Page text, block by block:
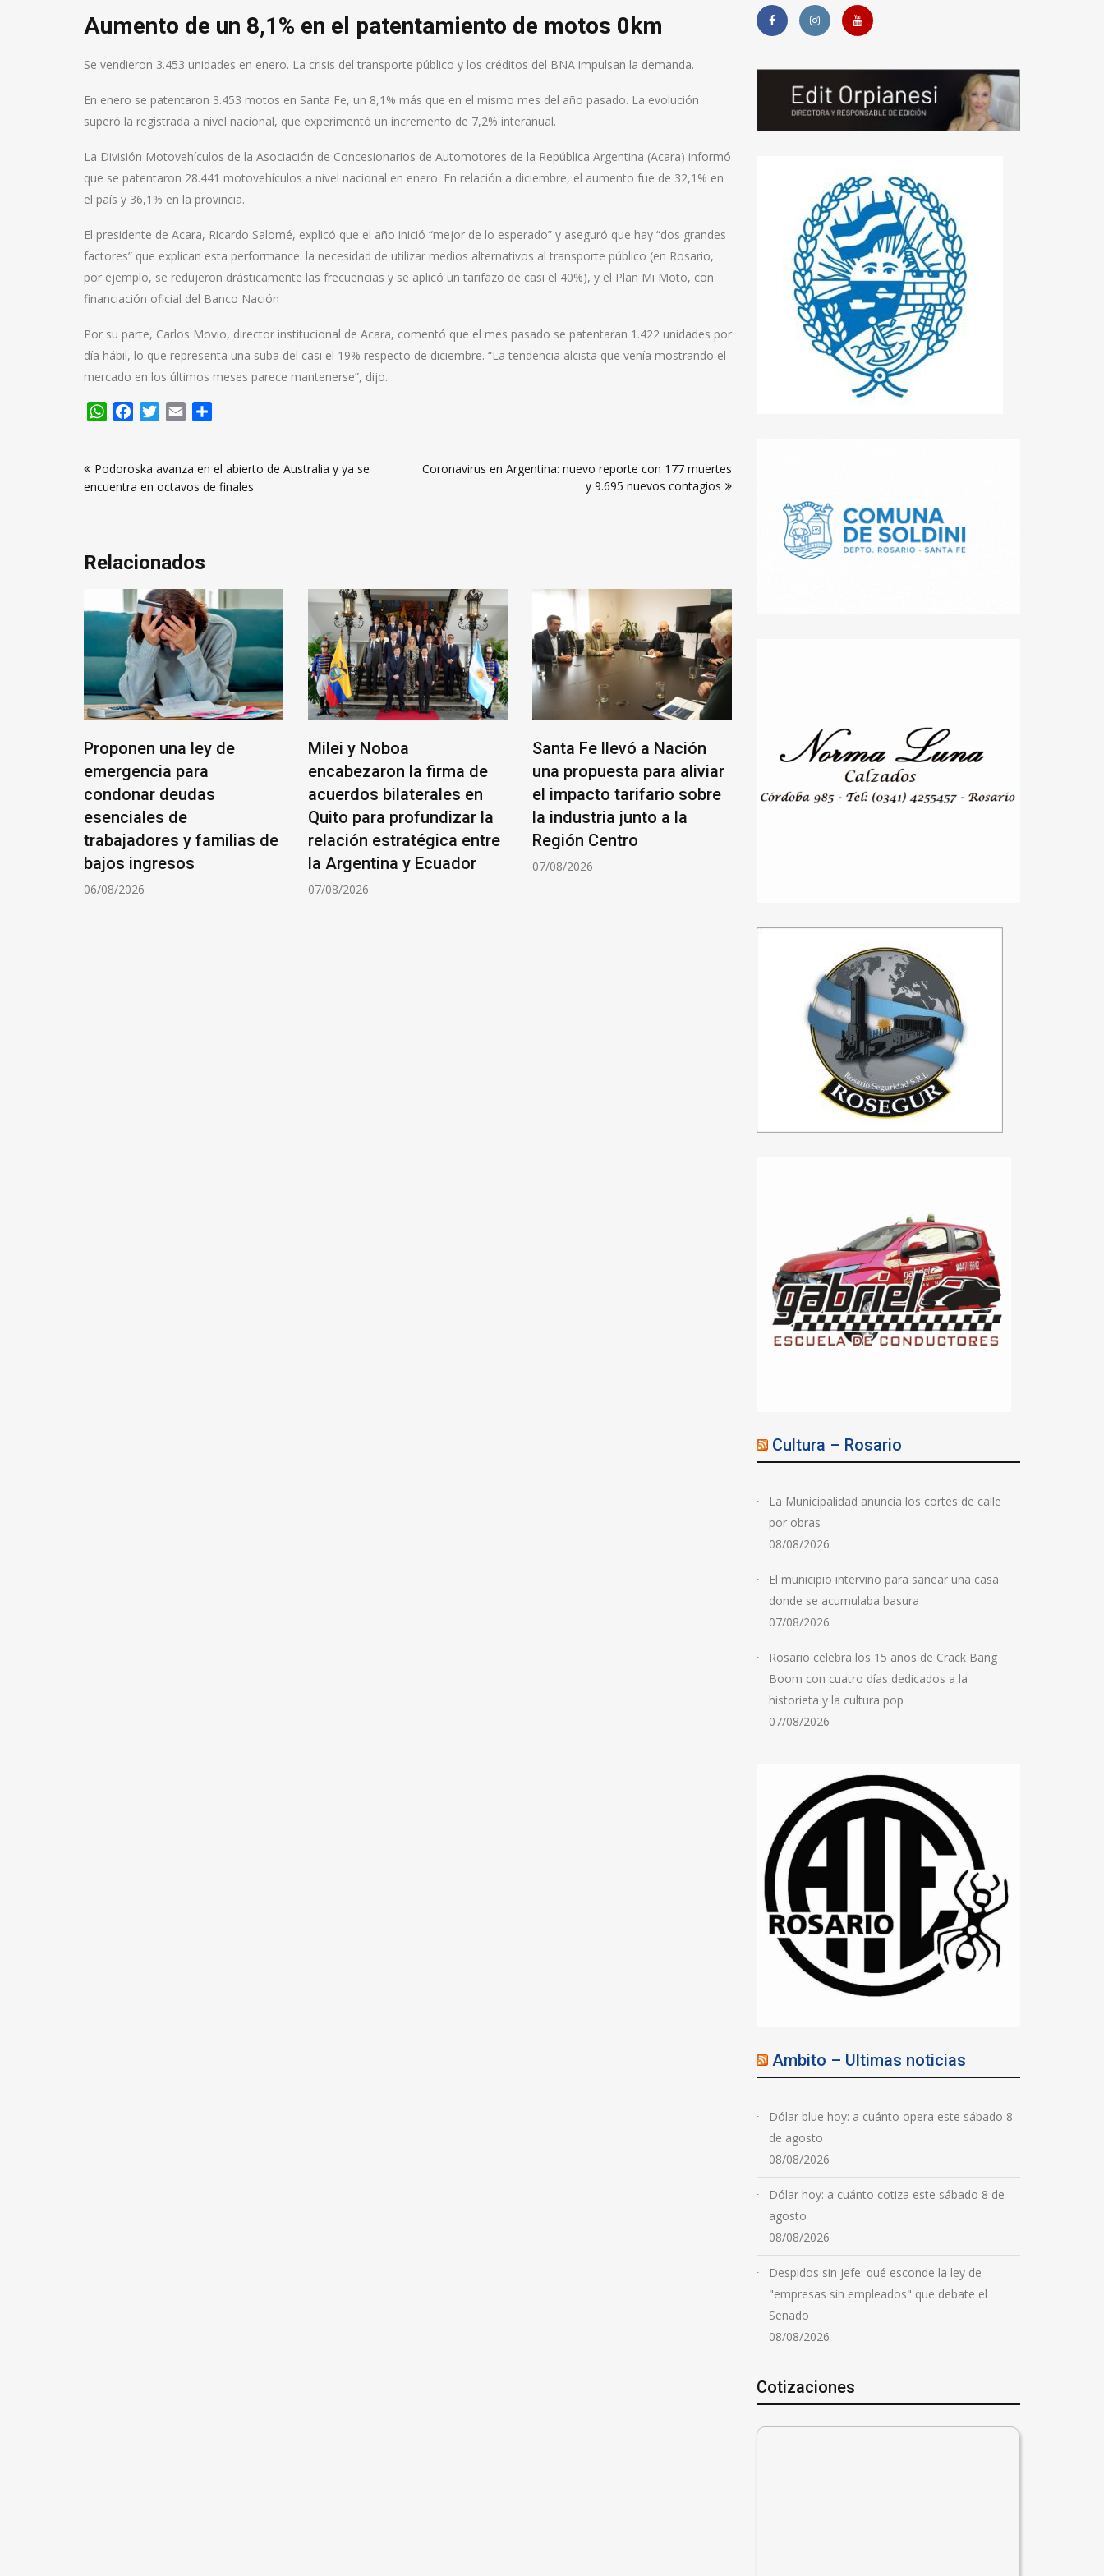
Aumento de un 8,1% en el patentamiento de motos 0km
Se vendieron 3.453 unidades en enero. La crisis del transporte público y los créditos del BNA impulsan la demanda.
En enero se patentaron 3.453 motos en Santa Fe, un 8,1% más que en el mismo mes del año pasado. La evolución
superó la registrada a nivel nacional, que experimentó un incremento de 7,2% interanual.
La División Motovehículos de la Asociación de Concesionarios de Automotores de la República Argentina (Acara) informó
que se patentaron 28.441 motovehículos a nivel nacional en enero. En relación a diciembre, el aumento fue de 32,1% en
el país y 36,1% en la provincia.
El presidente de Acara, Ricardo Salomé, explicó que el año inició “mejor de lo esperado” y aseguró que hay “dos grandes
factores” que explican esta performance: la necesidad de utilizar medios alternativos al transporte público (en Rosario,
por ejemplo, se redujeron drásticamente las frecuencias y se aplicó un tarifazo de casi el 40%), y el Plan Mi Moto, con
financiación oficial del Banco Nación
Por su parte, Carlos Movio, director institucional de Acara, comentó que el mes pasado se patentaran 1.422 unidades por
día hábil, lo que representa una suba del casi el 19% respecto de diciembre. “La tendencia alcista que venía mostrando el
mercado en los últimos meses parece mantenerse”, dijo.
WhatsApp
FacebookTwitter
Email
dePodoroska avanza en el abierto de Australia y ya se
encuentra en octavos de finales
Coronavirus en Argentina: nuevo reporte con 177 muertes
y 9.695 nuevos contagios
Relacionados
Proponen una ley de
emergencia para
condonar deudas
esenciales de
trabajadores y familias de
bajos ingresos
06/08/2026
Milei y Noboa
encabezaron la firma de
acuerdos bilaterales en
Quito para profundizar la
relación estratégica entre
la Argentina y Ecuador
07/08/2026
Santa Fe llevó a Nación
una propuesta para aliviar
el impacto tarifario sobre
la industria junto a la
Región Centro
07/08/2026
Argentina y Ecuador
firmaron un acuerdo
comercial para impulsar
Cultura – Rosario
La Municipalidad anuncia los cortes de calle
por obras
08/08/2026
El municipio intervino para sanear una casa
donde se acumulaba basura
07/08/2026
Rosario celebra los 15 años de Crack Bang
Boom con cuatro días dedicados a la
historieta y la cultura pop
07/08/2026
Ambito – Ultimas noticias
Dólar blue hoy: a cuánto opera este sábado 8
de agosto
08/08/2026
Dólar hoy: a cuánto cotiza este sábado 8 de
agosto
08/08/2026
Despidos sin jefe: qué esconde la ley de
"empresas sin empleados" que debate el
Senado
08/08/2026
Cotizaciones